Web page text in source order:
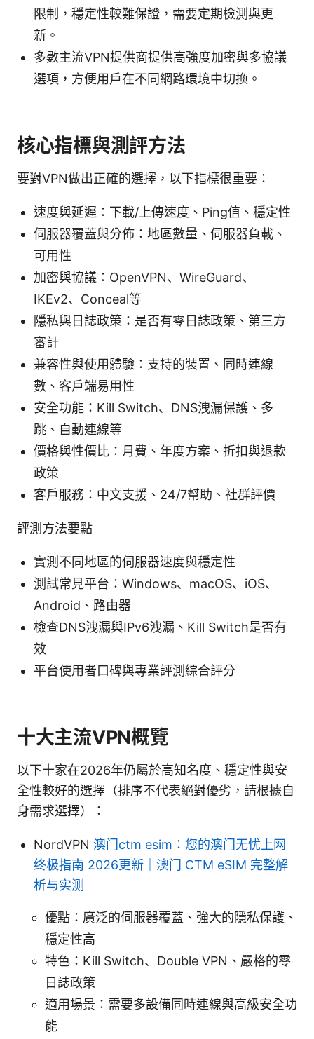
限制，穩定性較難保證，需要定期檢測與更
新。
多數主流VPN提供商提供高強度加密與多協議
選項，方便用戶在不同網路環境中切換。
核心指標與測評方法
要對VPN做出正確的選擇，以下指標很重要：
速度與延遲：下載/上傳速度、Ping值、穩定性
伺服器覆蓋與分佈：地區數量、伺服器負載、
可用性
加密與協議：OpenVPN、WireGuard、
IKEv2、Conceal等
隱私與日誌政策：是否有零日誌政策、第三方
審計
兼容性與使用體驗：支持的裝置、同時連線
數、客戶端易用性
安全功能：Kill Switch、DNS洩漏保護、多
跳、自動連線等
價格與性價比：月費、年度方案、折扣與退款
政策
客戶服務：中文支援、24/7幫助、社群評價
評測方法要點
實測不同地區的伺服器速度與穩定性
測試常見平台：Windows、macOS、iOS、
Android、路由器
檢查DNS洩漏與IPv6洩漏、Kill Switch是否有
效
平台使用者口碑與專業評測綜合評分
十大主流VPN概覽
以下十家在2026年仍屬於高知名度、穩定性與安
全性較好的選擇（排序不代表絕對優劣，請根據自
身需求選擇）：
NordVPN 澳门ctm esim：您的澳门无忧上网
终极指南 2026更新｜澳门 CTM eSIM 完整解
析与实测
優點：廣泛的伺服器覆蓋、強大的隱私保護、
穩定性高
特色：Kill Switch、Double VPN、嚴格的零
日誌政策
適用場景：需要多設備同時連線與高級安全功
能